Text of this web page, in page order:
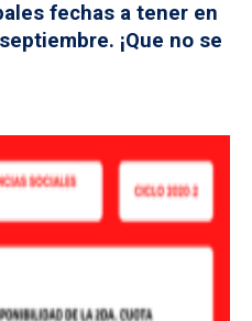
fechas a tener en
¡Que no se